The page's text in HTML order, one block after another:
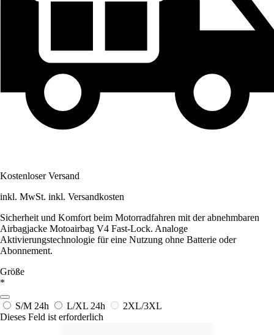
Kostenloser Versand
inkl. MwSt. inkl. Versandkosten
Sicherheit und Komfort beim Motorradfahren mit der abnehmbaren
Airbagjacke Motoairbag V4 Fast-Lock. Analoge
Aktivierungstechnologie für eine Nutzung ohne Batterie oder
Abonnement.
Größe
*
S/M 24h L/XL 24h
2XL/3XL
Dieses Feld ist erforderlich